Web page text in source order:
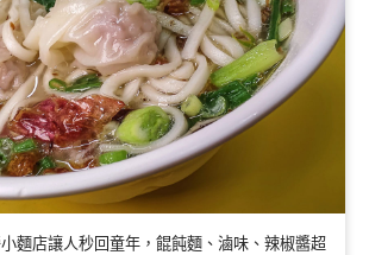
麵店讓人秒回童年，餛飩麵、滷味、辣椒醬超